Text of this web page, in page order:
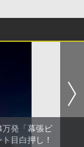
発「幕張ビ
目白押し！